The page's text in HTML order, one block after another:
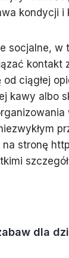
kondycji i
socjalne,
kontakt
ciągłej
kawy albo
stronę
dla